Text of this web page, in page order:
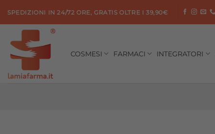
contenuti
SPEDIZIONI IN 24/72 ORE, GRATIS OLTRE I 39,90€
COSMESI FARMACI INTEGRATORI